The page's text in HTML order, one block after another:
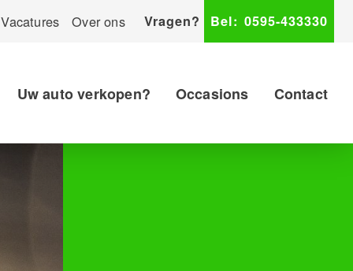
Vacatures Over ons Vragen? Bel: 0595-433330
Uw auto verkopen? Occasions Contact